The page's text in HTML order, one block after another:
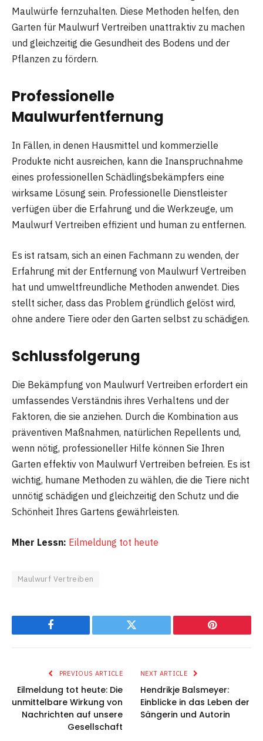
Maulwürfe fernzuhalten. Diese Methoden helfen, den
Garten für Maulwurf Vertreiben unattraktiv zu machen
und gleichzeitig die Gesundheit des Bodens und der
Pflanzen zu fördern.
Professionelle
Maulwurfentfernung
In Fällen, in denen Hausmittel und kommerzielle
Produkte nicht ausreichen, kann die Inanspruchnahme
eines professionellen Schädlingsbekämpfers eine
wirksame Lösung sein. Professionelle Dienstleister
verfügen über die Erfahrung und die Werkzeuge, um
Maulwurf Vertreiben effizient und human zu entfernen.
Es ist ratsam, sich an einen Fachmann zu wenden, der
Erfahrung mit der Entfernung von Maulwurf Vertreiben
hat und umweltfreundliche Methoden anwendet. Dies
stellt sicher, dass das Problem gründlich gelöst wird,
ohne andere Tiere oder den Garten selbst zu schädigen.
Schlussfolgerung
Die Bekämpfung von Maulwurf Vertreiben erfordert ein
umfassendes Verständnis ihres Verhaltens und der
Faktoren, die sie anziehen. Durch die Kombination aus
präventiven Maßnahmen, natürlichen Repellents und,
wenn nötig, professioneller Hilfe können Sie Ihren
Garten effektiv von Maulwurf Vertreiben befreien. Es ist
wichtig, humane Methoden zu wählen, die die Tiere nicht
unnötig schädigen und gleichzeitig den Schutz und die
Schönheit Ihres Gartens gewährleisten.
Mher Lessn: Eilmeldung tot heute
Maulwurf Vertreiben
Facebook Twitter Pinterest
PREVIOUS ARTICLE
Eilmeldung tot heute: Die
unmittelbare Wirkung von
Nachrichten auf unsere
Gesellschaft
NEXT ARTICLE
Hendrikje Balsmeyer:
Einblicke in das Leben der
Sängerin und Autorin